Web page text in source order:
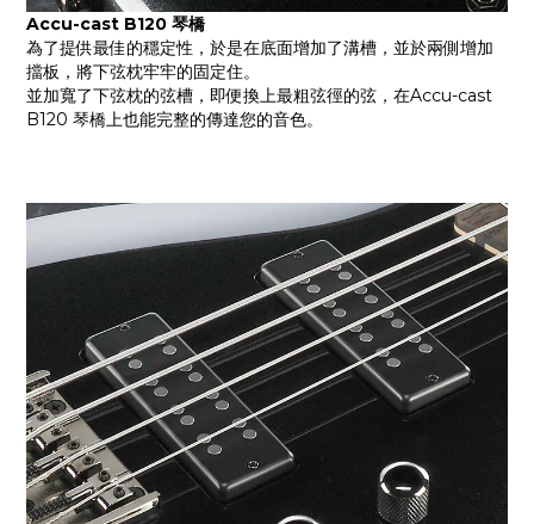
Accu-cast B120 琴橋
為了提供最佳的穩定性，於是在底面增加了溝槽，並於兩側增加
擋板，將下弦枕牢牢的固定住。
並加寬了下弦枕的弦槽，即便換上最粗弦徑的弦，在Accu-cast
B120 琴橋上也能完整的傳達您的音色。